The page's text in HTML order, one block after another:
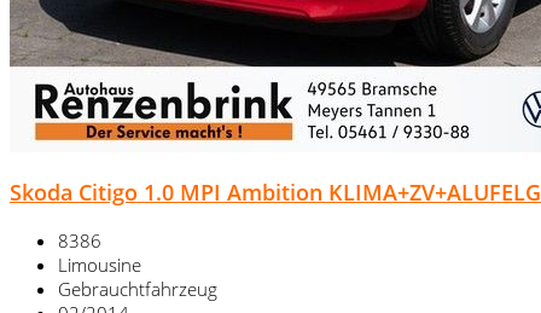
Skoda Citigo 1.0 MPI Ambition
8386
Limousine
Gebrauchtfahrzeug